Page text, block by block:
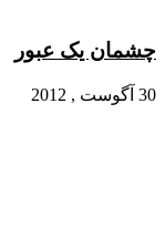
چشمان یک عبور
30 آگوست , 2012